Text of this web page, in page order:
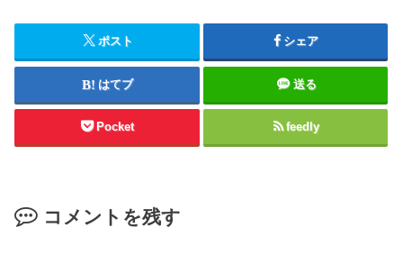
ポスト シェア
はてブ 送る
Pocket feedly
コメントを残す